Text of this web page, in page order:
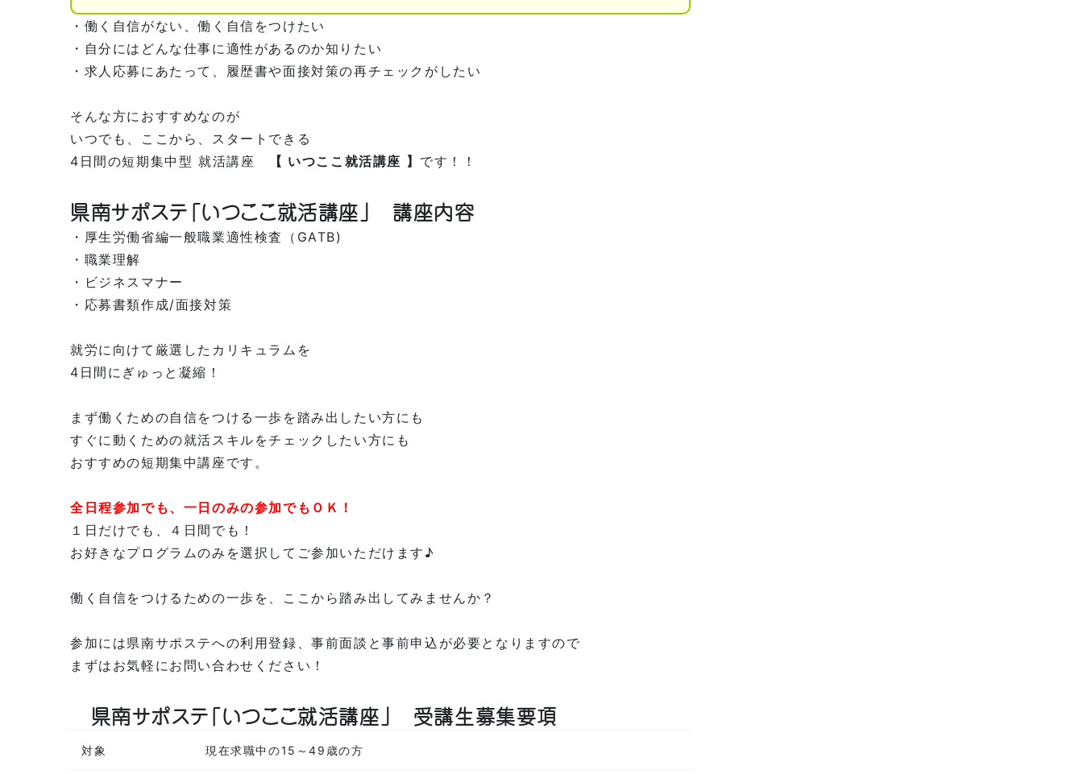
・働く自信がない、働く自信をつけたい
・自分にはどんな仕事に適性があるのか知りたい
・求人応募にあたって、履歴書や面接対策の再チェックがしたい
そんな方におすすめなのが
いつでも、ここから、スタートできる
4日間の短期集中型 就活講座
【 いつここ就活講座 】 です！！
県南サポステ「いつここ就活講座」 講座内容
・厚生労働省編一般職業適性検査（GATB)
・職業理解
・ビジネスマナー
・応募書類作成/面接対策
就労に向けて厳選したカリキュラムを
4日間にぎゅっと凝縮！
まず働くための自信をつける一歩を踏み出したい方にも
すぐに動くための就活スキルをチェックしたい方にも
おすすめの短期集中講座です。
全日程参加でも、一日のみの参加でもＯＫ！
１日だけでも、４日間でも！
お好きなプログラムのみを選択してご参加いただけます♪
働く自信をつけるための一歩を、ここから踏み出してみませんか？
参加には県南サポステへの利用登録、事前面談と事前申込が必要となりますので
まずはお気軽にお問い合わせください！
県南サポステ「いつここ就活講座」 受講生募集要項
対象 現在求職中の15～49歳の方